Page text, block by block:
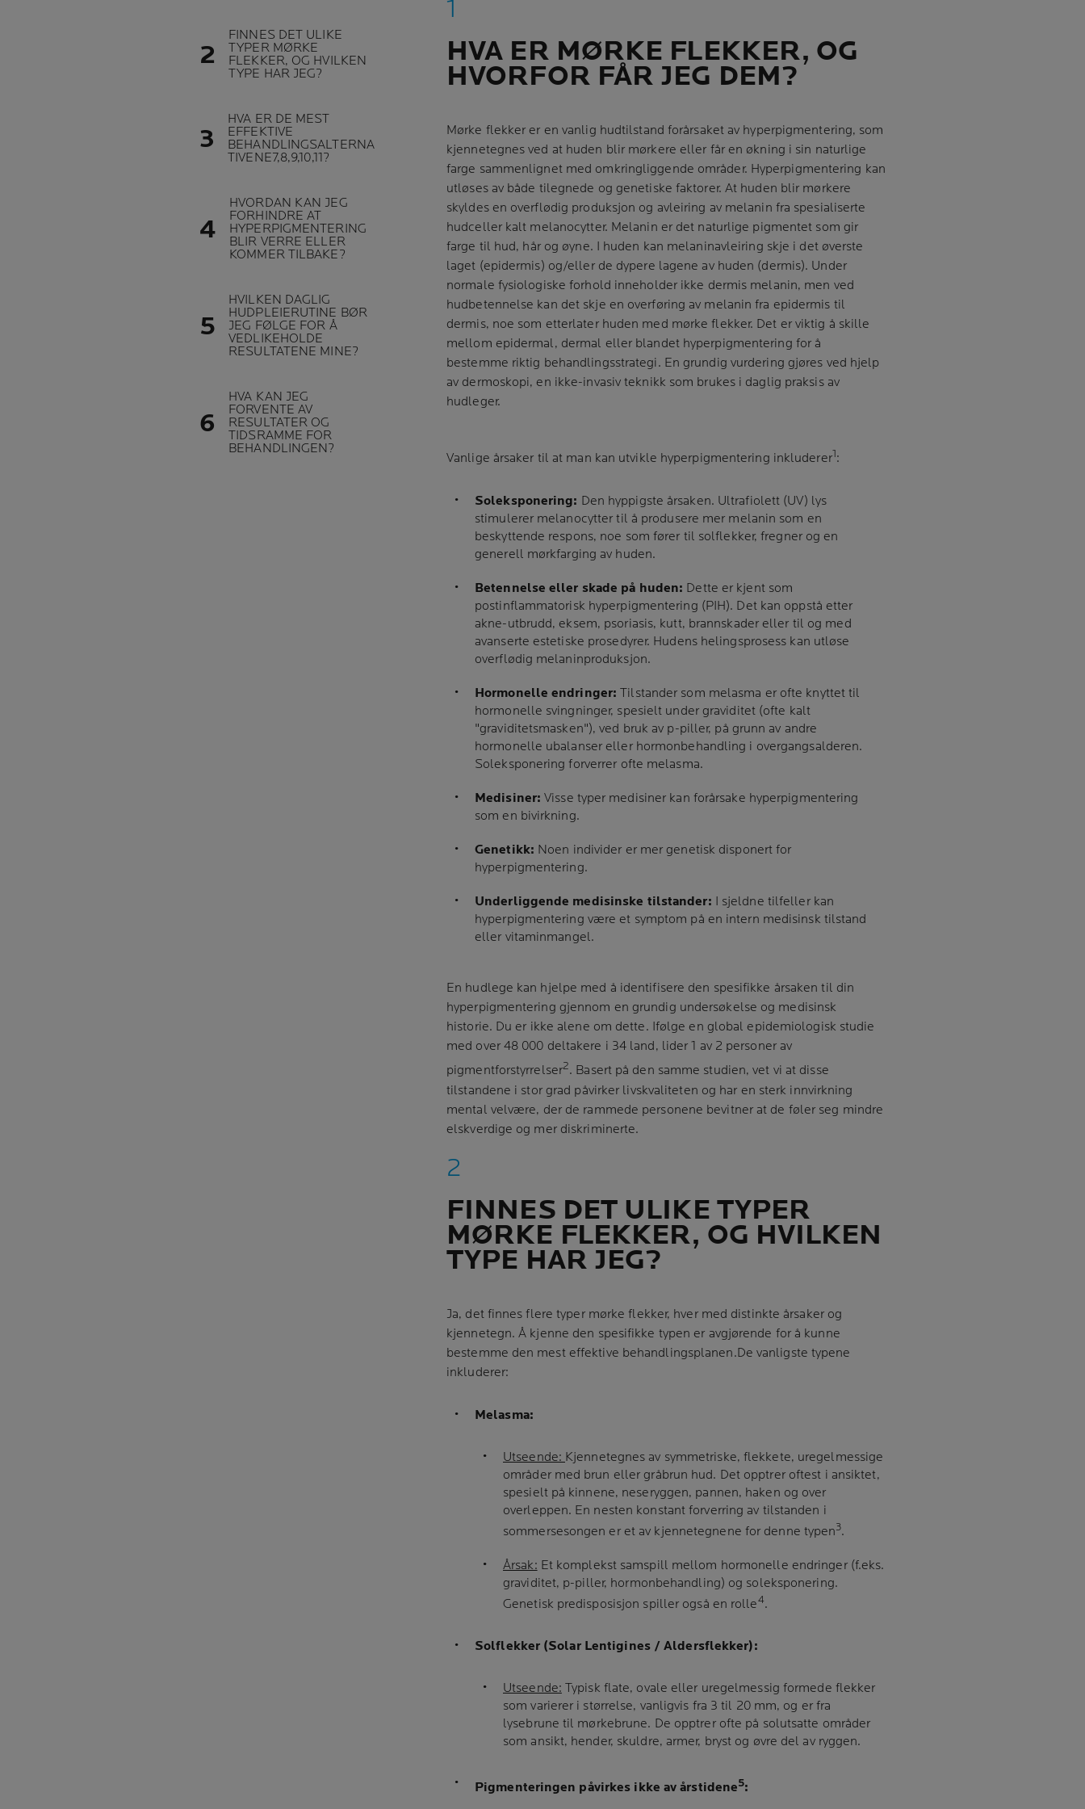
FINNES DET ULIKE
TYPER MØRKE
FLEKKER, OG HVILKEN
TYPE HAR JEG?
HVA ER DE MEST
EFFEKTIVE
BEHANDLINGSALTERNA
TIVENE7,8,9,10,11?
HVORDAN KAN JEG
FORHINDRE AT
HYPERPIGMENTERING
BLIR VERRE ELLER
KOMMER TILBAKE?
HVILKEN DAGLIG
HUDPLEIERUTINE BØR
JEG FØLGE FOR Å
VEDLIKEHOLDE
RESULTATENE MINE?
HVA KAN JEG
FORVENTE AV
RESULTATER OG
TIDSRAMME FOR
BEHANDLINGEN?
HVA ER MØRKE FLEKKER, OG
HVORFOR FÅR JEG DEM?
Mørke flekker er en vanlig hudtilstand forårsaket av hyperpigmentering, som
kjennetegnes ved at huden blir mørkere eller får en økning i sin naturlige
farge sammenlignet med omkringliggende områder. Hyperpigmentering kan
utløses av både tilegnede og genetiske faktorer. At huden blir mørkere
skyldes en overflødig produksjon og avleiring av melanin fra spesialiserte
hudceller kalt melanocytter. Melanin er det naturlige pigmentet som gir
farge til hud, hår og øyne. I huden kan melaninavleiring skje i det øverste
laget (epidermis) og/eller de dypere lagene av huden (dermis). Under
normale fysiologiske forhold inneholder ikke dermis melanin, men ved
hudbetennelse kan det skje en overføring av melanin fra epidermis til
dermis, noe som etterlater huden med mørke flekker. Det er viktig å skille
mellom epidermal, dermal eller blandet hyperpigmentering for å
bestemme riktig behandlingsstrategi. En grundig vurdering gjøres ved hjelp
av dermoskopi, en ikke-invasiv teknikk som brukes i daglig praksis av
hudleger.
Vanlige årsaker til at man kan utvikle hyperpigmentering inkluderer1:
Soleksponering: Den hyppigste årsaken. Ultrafiolett (UV) lys
stimulerer melanocytter til å produsere mer melanin som en
beskyttende respons, noe som fører til solflekker, fregner og en
generell mørkfarging av huden.
Betennelse eller skade på huden: Dette er kjent som
postinflammatorisk hyperpigmentering (PIH). Det kan oppstå etter
akne-utbrudd, eksem, psoriasis, kutt, brannskader eller til og med
avanserte estetiske prosedyrer. Hudens helingsprosess kan utløse
overflødig melaninproduksjon.
Hormonelle endringer: Tilstander som melasma er ofte knyttet til
hormonelle svingninger, spesielt under graviditet (ofte kalt
"graviditetsmasken"), ved bruk av p-piller, på grunn av andre
hormonelle ubalanser eller hormonbehandling i overgangsalderen.
Soleksponering forverrer ofte melasma.
Medisiner: Visse typer medisiner kan forårsake hyperpigmentering
som en bivirkning.
Genetikk: Noen individer er mer genetisk disponert for
hyperpigmentering.
Underliggende medisinske tilstander: I sjeldne tilfeller kan
hyperpigmentering være et symptom på en intern medisinsk tilstand
eller vitaminmangel.
En hudlege kan hjelpe med å identifisere den spesifikke årsaken til din
hyperpigmentering gjennom en grundig undersøkelse og medisinsk
historie. Du er ikke alene om dette. Ifølge en global epidemiologisk studie
med over 48 000 deltakere i 34 land, lider 1 av 2 personer av
pigmentforstyrrelser2. Basert på den samme studien, vet vi at disse
tilstandene i stor grad påvirker livskvaliteten og har en sterk innvirkning
mental velvære, der de rammede personene bevitner at de føler seg mindre
elskverdige og mer diskriminerte.
FINNES DET ULIKE TYPER
MØRKE FLEKKER, OG HVILKEN
TYPE HAR JEG?
Ja, det finnes flere typer mørke flekker, hver med distinkte årsaker og
kjennetegn. Å kjenne den spesifikke typen er avgjørende for å kunne
bestemme den mest effektive behandlingsplanen.De vanligste typene
inkluderer:
Melasma:
Utseende: Kjennetegnes av symmetriske, flekkete, uregelmessige
områder med brun eller gråbrun hud. Det opptrer oftest i ansiktet,
spesielt på kinnene, neseryggen, pannen, haken og over
overleppen. En nesten konstant forverring av tilstanden i
sommersesongen er et av kjennetegnene for denne typen3.
Årsak: Et komplekst samspill mellom hormonelle endringer (f.eks.
graviditet, p-piller, hormonbehandling) og soleksponering.
Genetisk predisposisjon spiller også en rolle4.
Solflekker (Solar Lentigines / Aldersflekker):
Utseende: Typisk flate, ovale eller uregelmessig formede flekker
som varierer i størrelse, vanligvis fra 3 til 20 mm, og er fra
lysebrune til mørkebrune. De opptrer ofte på solutsatte områder
som ansikt, hender, skuldre, armer, bryst og øvre del av ryggen.
Pigmenteringen påvirkes ikke av årstidene5: